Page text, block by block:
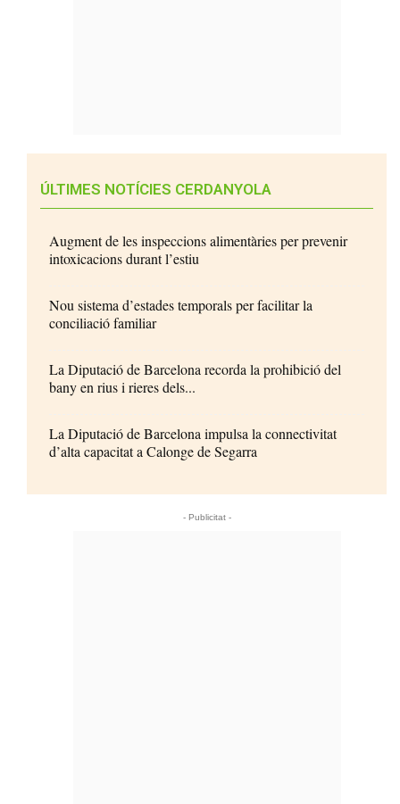
ÚLTIMES NOTÍCIES CERDANYOLA
Augment de les inspeccions alimentàries per prevenir
intoxicacions durant l’estiu
Nou sistema d’estades temporals per facilitar la
conciliació familiar
La Diputació de Barcelona recorda la prohibició del
bany en rius i rieres dels...
La Diputació de Barcelona impulsa la connectivitat
d’alta capacitat a Calonge de Segarra
- Publicitat -